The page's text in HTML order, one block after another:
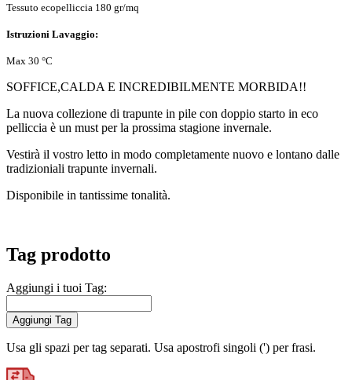
Tessuto ecopelliccia 180 gr/mq
Istruzioni Lavaggio:
Max 30 °C
SOFFICE,CALDA E INCREDIBILMENTE MORBIDA!!
La nuova collezione di trapunte in pile con doppio starto in eco
pelliccia è un must per la prossima stagione invernale.
Vestirà il vostro letto in modo completamente nuovo e lontano dalle
tradizioniali trapunte invernali.
Disponibile in tantissime tonalità.
Tag prodotto
Aggiungi i tuoi Tag:
Aggiungi Tag
Usa gli spazi per tag separati. Usa apostrofi singoli (') per frasi.